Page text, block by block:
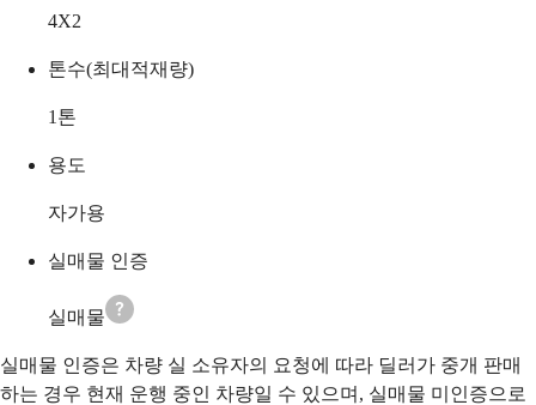
4X2
톤수(최대적재량)
1 톤
용도
자가용
실매물 인증
실매물
실매물 인증은 차량 실 소유자의 요청에 따라 딜러가 중개 판매
하는 경우 현재 운행 중인 차량일 수 있으며, 실매물 미인증으로